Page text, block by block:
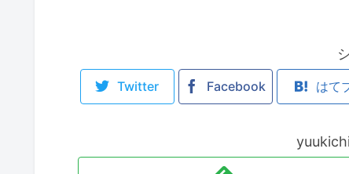
Twitter Facebook はて